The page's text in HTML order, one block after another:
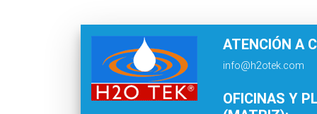
ATENCIÓN A
info@h2otek.com
OFICINAS Y